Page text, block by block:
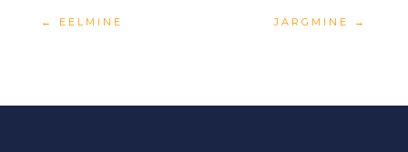
← EELMINE JÄRGMINE →